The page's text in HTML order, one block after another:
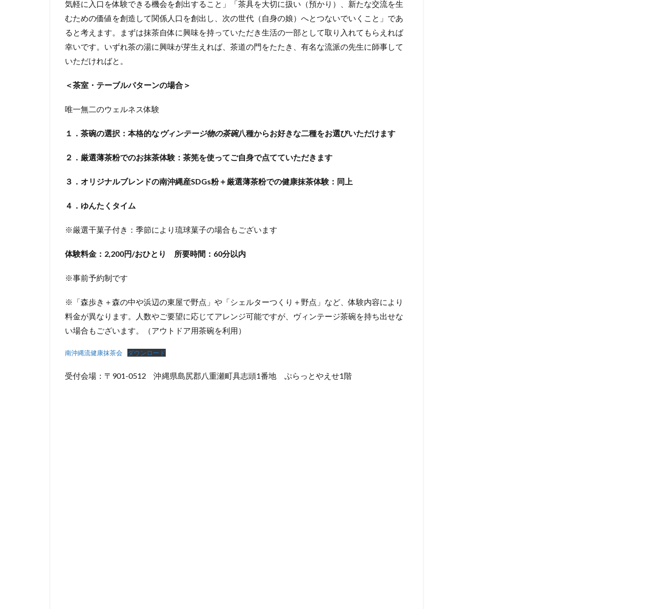
気軽に入口を体験できる機会を創出すること」「茶具を大切に扱い（預かり）、新たな交流を生
むための価値を創造して関係人口を創出し、次の世代（自身の娘）へとつないでいくこと」であ
ると考えます。まずは抹茶自体に興味を持っていただき生活の一部として取り入れてもらえれば
幸いです。いずれ茶の湯に興味が芽生えれば、茶道の門をたたき、有名な流派の先生に師事して
いただければと。
＜茶室・テーブルパターンの場合＞
唯一無二のウェルネス体験
１．茶碗の選択：本格的なヴィンテージ物の茶碗八種からお好きな二種をお選びいただけます
２．厳選薄茶粉でのお抹茶体験：茶筅を使ってご自身で点てていただきます
３．オリジナルブレンドの南沖縄産SDGs粉＋厳選薄茶粉での健康抹茶体験：同上
４．ゆんたくタイム
※厳選干菓子付き：季節により琉球菓子の場合もございます
体験料金：2,200円/おひとり 所要時間：60分以内
※事前予約制です
※「森歩き＋森の中や浜辺の東屋で野点」や「シェルターつくり＋野点」など、体験内容により
料金が異なります。人数やご要望に応じてアレンジ可能ですが、ヴィンテージ茶碗を持ち出せな
い場合もございます。（アウトドア用茶碗を利用）
南沖縄流健康抹茶会 ダウンロード
受付会場：〒901-0512 沖縄県島尻郡八重瀬町具志頭1番地 ぷらっとやえせ1階